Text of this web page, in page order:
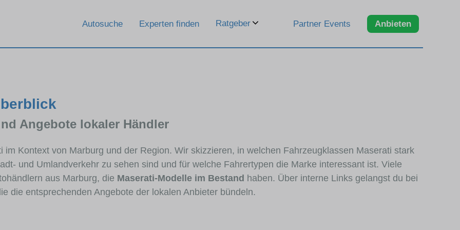
Autosuche Experten finden Ratgeber Partner Events Anbieten
Angebote lokaler Händler
Kontext von Marburg und der Region. Wir skizzieren, in welchen Fahrzeugklassen Maserati stark
und Umlandverkehr zu sehen sind und für welche Fahrertypen die Marke interessant ist. Viele
aus Marburg, die Maserati-Modelle im Bestand haben. Über interne Links gelangst du bei
die entsprechenden Angebote der lokalen Anbieter bündeln.